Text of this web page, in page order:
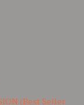
(Best Seller